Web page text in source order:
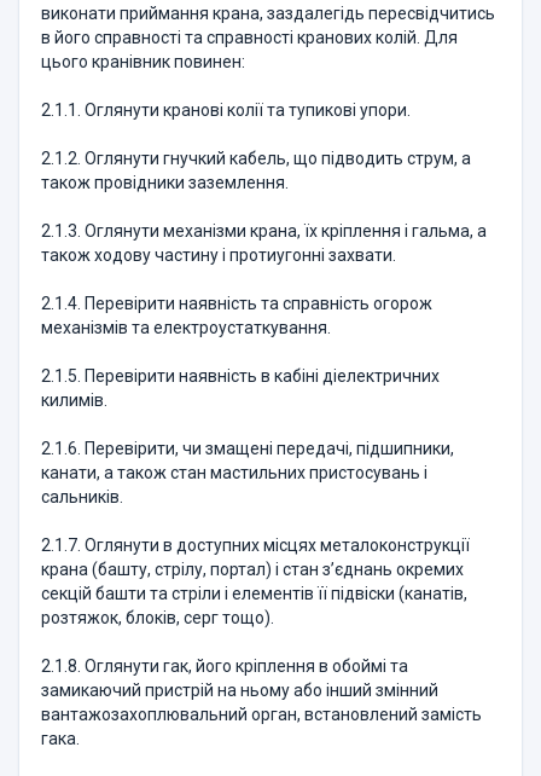
виконати приймання крана, заздалегідь пересвідчитись
в його справності та справності кранових колій. Для
цього кранівник повинен:
2.1.1. Оглянути кранові колії та тупикові упори.
2.1.2. Оглянути гнучкий кабель, що підводить струм, а
також провідники заземлення.
2.1.3. Оглянути механізми крана, їх кріплення і гальма, а
також ходову частину і протиугонні захвати.
2.1.4. Перевірити наявність та справність огорож
механізмів та електроустаткування.
2.1.5. Перевірити наявність в кабіні діелектричних
килимів.
2.1.6. Перевірити, чи змащені передачі, підшипники,
канати, а також стан мастильних пристосувань і
сальників.
2.1.7. Оглянути в доступних місцях металоконструкції
крана (башту, стрілу, портал) і стан з’єднань окремих
секцій башти та стріли і елементів її підвіски (канатів,
розтяжок, блоків, серг тощо).
2.1.8. Оглянути гак, його кріплення в обоймі та
замикаючий пристрій на ньому або інший змінний
вантажозахоплювальний орган, встановлений замість
гака.